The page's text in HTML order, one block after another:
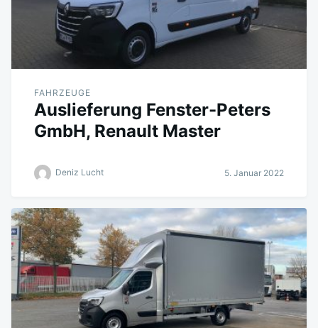
FAHRZEUGE
Auslieferung Fenster-Peters
GmbH, Renault Master
Deniz Lucht 5. Januar 2022